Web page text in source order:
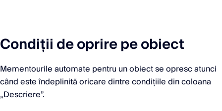
Condiții de oprire pe obiect
Mementourile automate pentru un obiect se opresc atunci
când este îndeplinită oricare dintre condițiile din coloana
„Descriere”.